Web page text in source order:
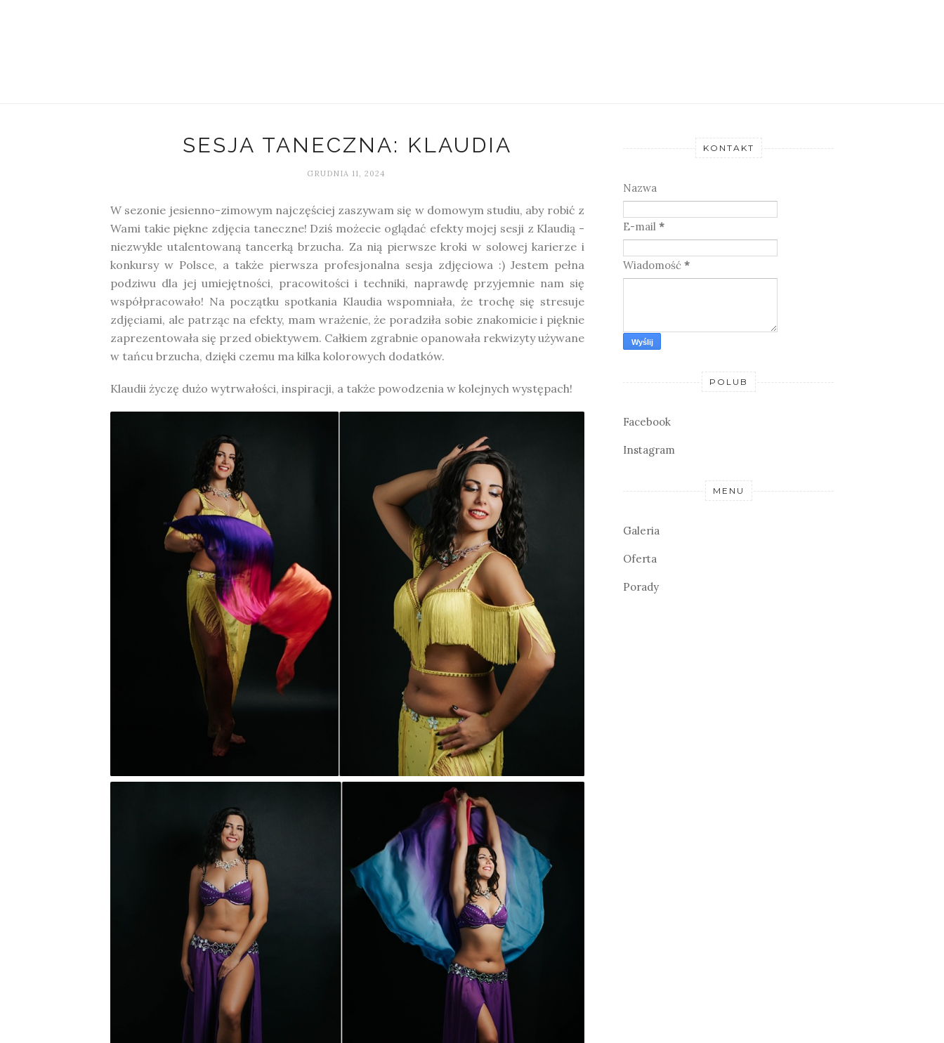
SESJA TANECZNA: KLAUDIA
GRUDNIA 11, 2024
W sezonie jesienno-zimowym najczęściej zaszywam się w domowym studiu, aby robić z
Wami takie piękne zdjęcia taneczne! Dziś możecie oglądać efekty mojej sesji z Klaudią -
niezwykle utalentowaną tancerką brzucha. Za nią pierwsze kroki w solowej karierze i
konkursy w Polsce, a także pierwsza profesjonalna sesja zdjęciowa :) Jestem pełna
podziwu dla jej umiejętności, pracowitości i techniki, naprawdę przyjemnie nam się
współpracowało! Na początku spotkania Klaudia wspomniała, że trochę się stresuje
zdjęciami, ale patrząc na efekty, mam wrażenie, że poradziła sobie znakomicie i pięknie
zaprezentowała się przed obiektywem. Całkiem zgrabnie opanowała rekwizyty używane
w tańcu brzucha, dzięki czemu ma kilka kolorowych dodatków.
Klaudii życzę dużo wytrwałości, inspiracji, a także powodzenia w kolejnych występach!
KONTAKT
Nazwa
E-mail *
Wiadomość *
POLUB
Facebook
Instagram
MENU
Galeria
Oferta
Porady